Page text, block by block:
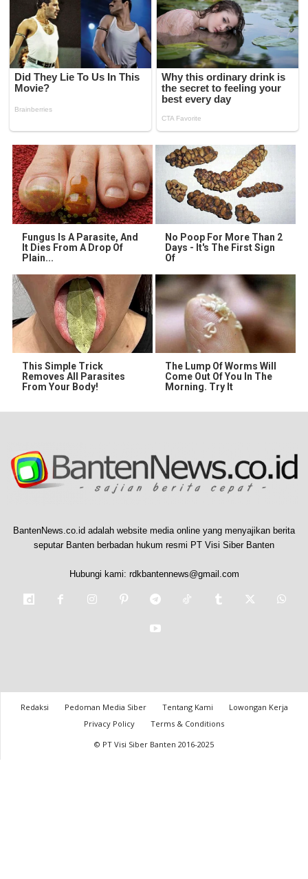
Fungus Is A Parasite, And
It Dies From A Drop Of
Plain...
No Poop For More Than 2
Days - It's The First Sign
Of
This Simple Trick
Removes All Parasites
From Your Body!
The Lump Of Worms Will
Come Out Of You In The
Morning. Try It
BantenNews.co.id adalah website media online yang menyajikan berita
seputar Banten berbadan hukum resmi PT Visi Siber Banten
Hubungi kami: rdkbantennews@gmail.com
Redaksi Pedoman Media Siber Tentang Kami
Lowongan Kerja
Privacy Policy
Terms & Conditions
© PT Visi Siber Banten 2016-2025